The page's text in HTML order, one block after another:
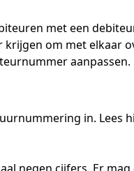
met een
om met elkaar
aanpassen.
in. Lees